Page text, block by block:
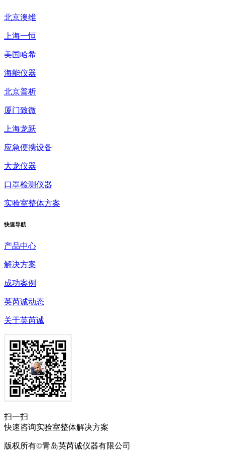
北京澳维
上海一恒
美国哈希
海能仪器
北京普析
厦门致微
上海龙跃
应急便携设备
大龙仪器
口罩检测仪器
实验室整体方案
快速导航
产品中心
解决方案
成功案例
英芮诚动态
关于英芮诚
扫一扫
快速咨询实验室整体解决方案
版权所有©青岛英芮诚仪器有限公司